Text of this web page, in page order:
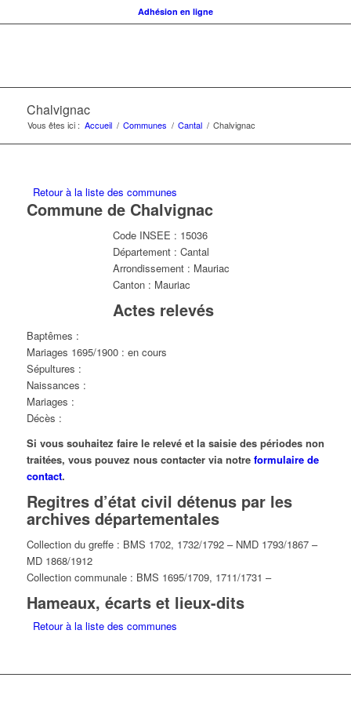
Adhésion en ligne
Chalvignac
Vous êtes ici : Accueil / Communes / Cantal / Chalvignac
Retour à la liste des communes
Commune de Chalvignac
Code INSEE : 15036
Département : Cantal
Arrondissement : Mauriac
Canton : Mauriac
Actes relevés
Baptêmes :
Mariages 1695/1900 : en cours
Sépultures :
Naissances :
Mariages :
Décès :
Si vous souhaitez faire le relevé et la saisie des périodes non
traitées, vous pouvez nous contacter via notre formulaire de
contact.
Regitres d’état civil détenus par les
archives départementales
Collection du greffe : BMS 1702, 1732/1792 – NMD 1793/1867 –
MD 1868/1912
Collection communale : BMS 1695/1709, 1711/1731 –
Hameaux, écarts et lieux-dits
Retour à la liste des communes